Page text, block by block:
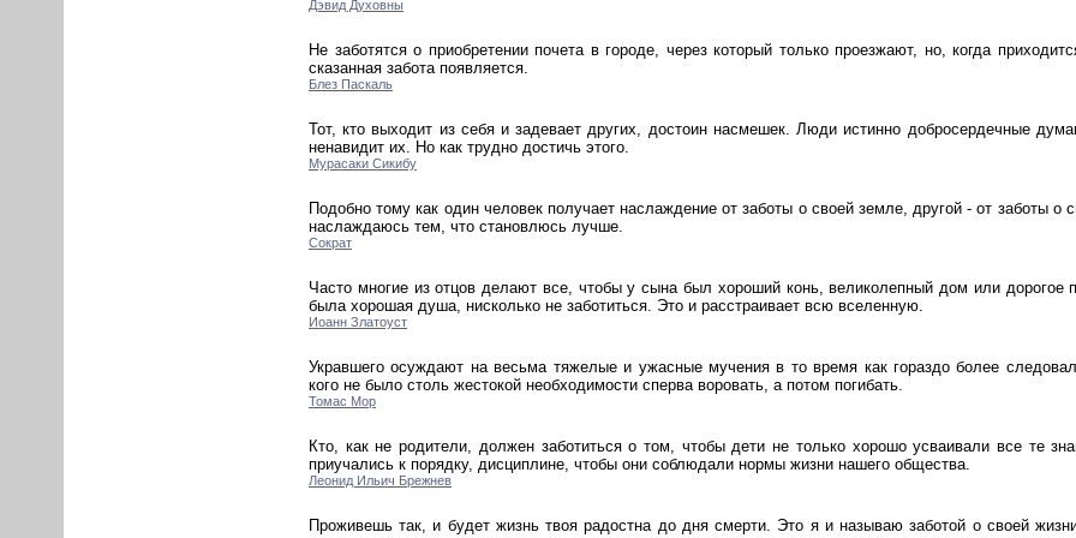
Дэвид Духовны
Не заботятся о приобретении почета в городе, через который только проезжают, но, когда
сказанная забота появляется.
Блез Паскаль
Тот, кто выходит из себя и задевает других, достоин насмешек. Люди истинно добросердечные
ненавидит их. Но как трудно достичь этого.
Мурасаки Сикибу
Подобно тому как один человек получает наслаждение от заботы о своей земле, другой - от заботы о
наслаждаюсь тем, что становлюсь лучше.
Сократ
Часто многие из отцов делают все, чтобы у сына был хороший конь, великолепный дом или дорогое
была хорошая душа, нисколько не заботиться. Это и расстраивает всю вселенную.
Иоанн Златоуст
Укравшего осуждают на весьма тяжелые и ужасные мучения в то время как гораздо более
кого не было столь жестокой необходимости сперва воровать, а потом погибать.
Томас Мор
Кто, как не родители, должен заботиться о том, чтобы дети не только хорошо усваивали все те
приучались к порядку, дисциплине, чтобы они соблюдали нормы жизни нашего общества.
Леонид Ильич Брежнев
Проживешь так, и будет жизнь твоя радостна до дня смерти. Это я и называю заботой о своей